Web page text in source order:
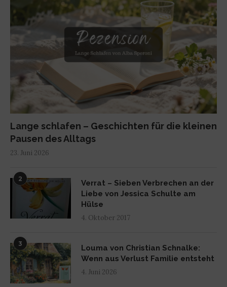
Lange schlafen – Geschichten für die kleinen
Pausen des Alltags
23. Juni 2026
2
Verrat – Sieben Verbrechen an der
Liebe von Jessica Schulte am
Hülse
4. Oktober 2017
3
Louma von Christian Schnalke:
Wenn aus Verlust Familie entsteht
4. Juni 2026